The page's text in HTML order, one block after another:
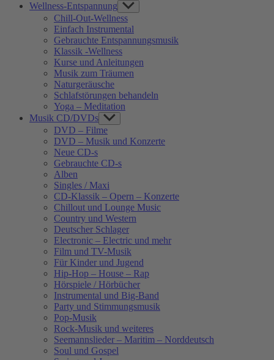
Wellness-Entspannung Show
sub
menu
Chill-Out-Wellness
Einfach Instrumental
Gebrauchte Entspannungsmusik
Klassik -Wellness
Kurse und Anleitungen
Musik zum Träumen
Naturgeräusche
Schlafstörungen behandeln
Yoga – Meditation
Musik CD/DVDs Show
sub
menu
DVD – Filme
DVD – Musik und Konzerte
Neue CD-s
Gebrauchte CD-s
Alben
Singles / Maxi
CD-Klassik – Opern – Konzerte
Chillout und Lounge Music
Country und Western
Deutscher Schlager
Electronic – Electric und mehr
Film und TV-Musik
Für Kinder und Jugend
Hip-Hop – House – Rap
Hörspiele / Hörbücher
Instrumental und Big-Band
Party und Stimmungsmusik
Pop-Musik
Rock-Musik und weiteres
Seemannslieder – Maritim – Norddeutsch
Soul und Gospel